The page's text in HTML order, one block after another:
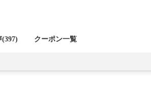
(397) クーポン一覧